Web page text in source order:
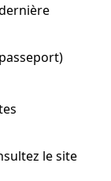
le site